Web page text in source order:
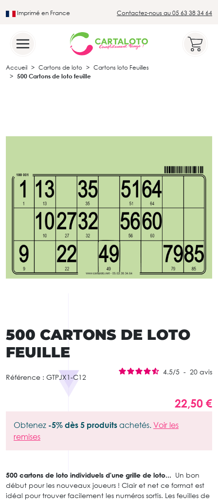
Imprimé en France Contactez-nous au 05 63 38 34 64
Accueil Cartons de loto
Cartons loto Feuilles
500 Cartons de loto feuille
500 CARTONS DE LOTO
FEUILLE
Référence : GTPJX1-C12
4.5/5 - 20 avis
22,50 €
Obtenez -5% dès 5 produits achetés. Voir les
remises
500 cartons de loto individuels d'une grille de loto... Un bon
début pour les nouveaux joueurs ! Clair et net ce format est
idéal pour trouver facilement les numéros sortis. Les feuilles de